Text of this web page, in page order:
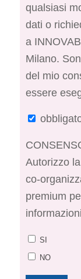
qualsiasi
dati o
a
Milano.
del mio
essere
Autorizzo
co-
premium
informazioni
SI
NO